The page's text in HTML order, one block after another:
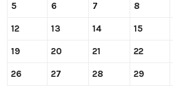
5 6 7 8
12 13 14 15
19 20 21 22
26 27 28 29